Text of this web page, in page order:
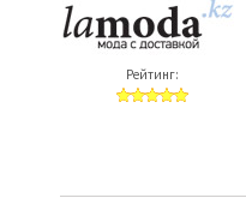
Рейтинг: